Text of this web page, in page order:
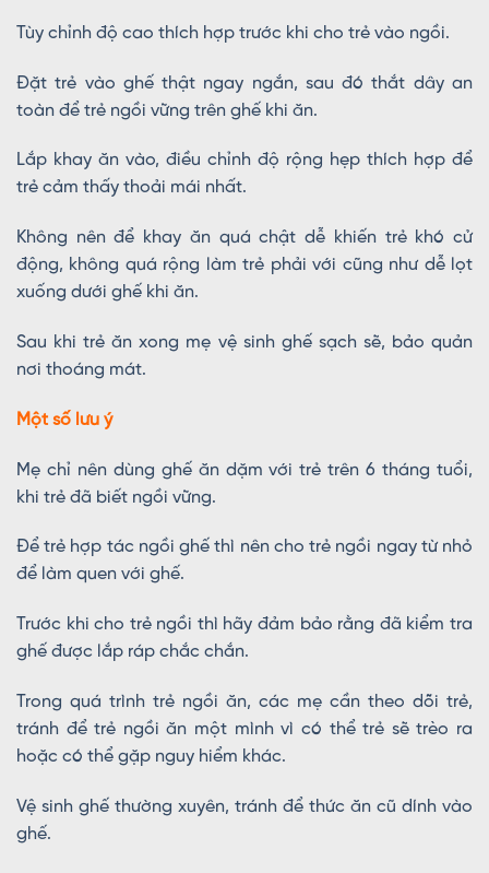
Tùy chỉnh độ cao thích hợp trước khi cho trẻ vào ngồi.
Đặt trẻ vào ghế thật ngay ngắn, sau đó thắt dây an
toàn để trẻ ngồi vững trên ghế khi ăn.
Lắp khay ăn vào, điều chỉnh độ rộng hẹp thích hợp để
trẻ cảm thấy thoải mái nhất.
Không nên để khay ăn quá chật dễ khiến trẻ khó cử
động, không quá rộng làm trẻ phải với cũng như dễ lọt
xuống dưới ghế khi ăn.
Sau khi trẻ ăn xong mẹ vệ sinh ghế sạch sẽ, bảo quản
nơi thoáng mát.
Một số lưu ý
Mẹ chỉ nên dùng ghế ăn dặm với trẻ trên 6 tháng tuổi,
khi trẻ đã biết ngồi vững.
Để trẻ hợp tác ngồi ghế thì nên cho trẻ ngồi ngay từ nhỏ
để làm quen với ghế.
Trước khi cho trẻ ngồi thì hãy đảm bảo rằng đã kiểm tra
ghế được lắp ráp chắc chắn.
Trong quá trình trẻ ngồi ăn, các mẹ cần theo dõi trẻ,
tránh để trẻ ngồi ăn một mình vì có thể trẻ sẽ trèo ra
hoặc có thể gặp nguy hiểm khác.
Vệ sinh ghế thường xuyên, tránh để thức ăn cũ dính vào
ghế.